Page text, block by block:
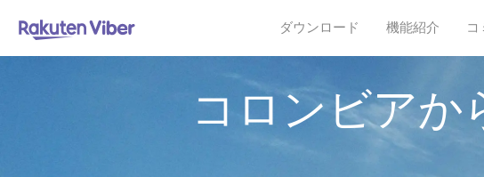
ダウンロード 機能紹介 コ
コロンビアか